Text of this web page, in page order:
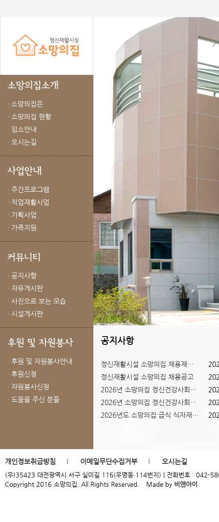
· 소망의집은
· 소망의집 현황
· 입소안내
· 오시는길
· 주간프로그램
· 직업재활사업
· 기획사업
· 가족지원
· 공지사항
· 자유게시판
· 사진으로 보는 모습
· 시설게시판
· 후원 및 자원봉사안내
· 후원신청
· 자원봉사신청
· 도움을 주신 분들
PreviousNext
23
공지사항
정신재활시설 소망의집 채용재공고
정신재활시설 소망의집 채용공고
2026년 소망의집 정신건강사회복...
2026년 소망의집 정신건강사회복...
2026년도 소망의집 급식 식자재 ...
개인정보취급방침 이메일무단수집거부 오시는길
(우)35423 대전광역시 서구 실미길 116(우명동 114번지) | 전화번호 :
Copyright 2016 소망의집. All Rights Reserved.
Made by 비앤아이